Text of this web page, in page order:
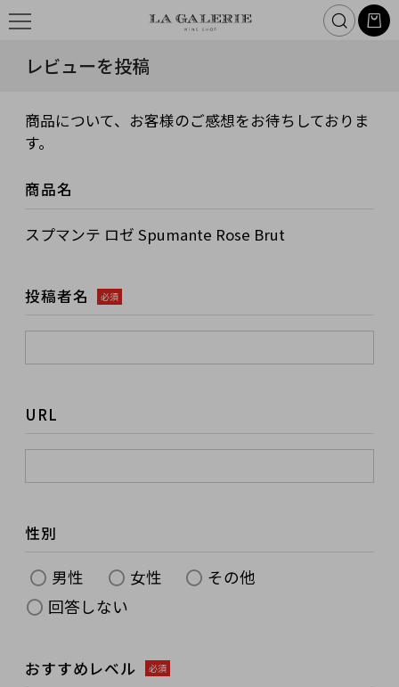
レビューを投稿
商品について、お客様のご感想をお待ちしておりま
す。
商品名
スプマンテ ロゼ Spumante Rose Brut
投稿者名 必須
URL
性別
男性 女性
その他
回答しない
おすすめレベル 必須